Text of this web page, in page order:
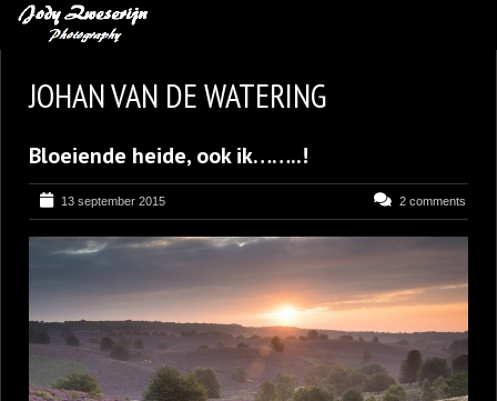
BLOG
LEREN VAN KUNST
BENCE MATE FOTOHUTTEN
OVER MIJ
JOHAN VAN DE WATERING
Bloeiende heide, ook ik……..!
13 september 2015 2 comments